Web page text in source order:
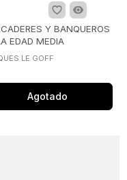
Y BANQUEROS
EDAD MEDIA
LE GOFF
Agotado